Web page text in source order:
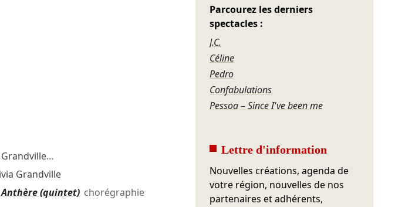
…
Grandville
Anthère (quintet)chorégraphie
Parcourez les derniers
spectacles :
J.C.
Céline
Pedro
Confabulations
Pessoa – Since I've been me
Lettre d'information
Nouvelles créations, agenda de
votre région, nouvelles de nos
partenaires et adhérents,